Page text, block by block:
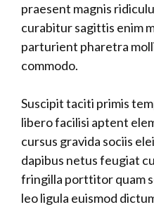
praesent magnis
curabitur sagittis enim
parturient pharetra
commodo.
Suscipit taciti primis
libero facilisi aptent
cursus gravida sociis
dapibus netus feugiat
fringilla porttitor quam
leo ligula euismod